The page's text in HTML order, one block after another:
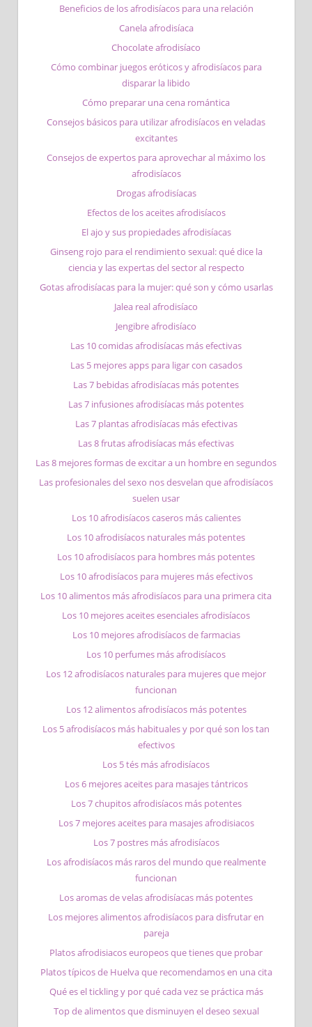
Beneficios de los afrodisíacos para una relación
Canela afrodisíaca
Chocolate afrodisíaco
Cómo combinar juegos eróticos y afrodisíacos para
disparar la libido
Cómo preparar una cena romántica
Consejos básicos para utilizar afrodisíacos en veladas
excitantes
Consejos de expertos para aprovechar al máximo los
afrodisíacos
Drogas afrodisíacas
Efectos de los aceites afrodisíacos
El ajo y sus propiedades afrodisíacas
Ginseng rojo para el rendimiento sexual: qué dice la
ciencia y las expertas del sector al respecto
Gotas afrodisíacas para la mujer: qué son y cómo usarlas
Jalea real afrodisíaco
Jengibre afrodisíaco
Las 10 comidas afrodisíacas más efectivas
Las 5 mejores apps para ligar con casados
Las 7 bebidas afrodisíacas más potentes
Las 7 infusiones afrodisíacas más potentes
Las 7 plantas afrodisíacas más efectivas
Las 8 frutas afrodisíacas más efectivas
Las 8 mejores formas de excitar a un hombre en segundos
Las profesionales del sexo nos desvelan que afrodisíacos
suelen usar
Los 10 afrodisíacos caseros más calientes
Los 10 afrodisíacos naturales más potentes
Los 10 afrodisíacos para hombres más potentes
Los 10 afrodisíacos para mujeres más efectivos
Los 10 alimentos más afrodisíacos para una primera cita
Los 10 mejores aceites esenciales afrodisíacos
Los 10 mejores afrodisíacos de farmacias
Los 10 perfumes más afrodisíacos
Los 12 afrodisíacos naturales para mujeres que mejor
funcionan
Los 12 alimentos afrodisíacos más potentes
Los 5 afrodisíacos más habituales y por qué son los tan
efectivos
Los 5 tés más afrodisíacos
Los 6 mejores aceites para masajes tántricos
Los 7 chupitos afrodisíacos más potentes
Los 7 mejores aceites para masajes afrodisiacos
Los 7 postres más afrodisíacos
Los afrodisíacos más raros del mundo que realmente
funcionan
Los aromas de velas afrodisíacas más potentes
Los mejores alimentos afrodisíacos para disfrutar en
pareja
Platos afrodisiacos europeos que tienes que probar
Platos típicos de Huelva que recomendamos en una cita
Qué es el tickling y por qué cada vez se práctica más
Top de alimentos que disminuyen el deseo sexual